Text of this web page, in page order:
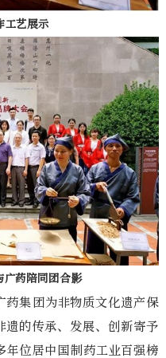
工艺展示
广药陪同团合影
药集团为非物质文化遗产保
遗的传承、发展、创新寄予
年位居中国制药工业百强榜